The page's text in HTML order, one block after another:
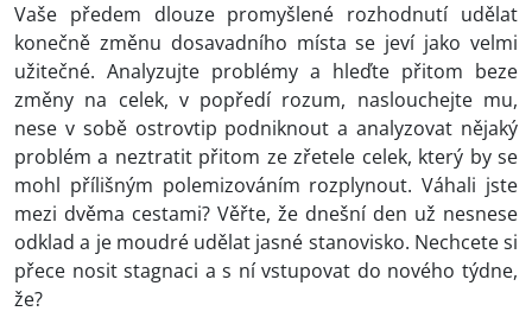
Vaše předem dlouze promyšlené rozhodnutí udělat
konečně změnu dosavadního místa se jeví jako velmi
užitečné. Analyzujte problémy a hleďte přitom beze
změny na celek, v popředí rozum, naslouchejte mu,
nese v sobě ostrovtip podniknout a analyzovat nějaký
problém a neztratit přitom ze zřetele celek, který by se
mohl přílišným polemizováním rozplynout. Váhali jste
mezi dvěma cestami? Věřte, že dnešní den už nesnese
odklad a je moudré udělat jasné stanovisko. Nechcete si
přece nosit stagnaci a s ní vstupovat do nového týdne,
že?